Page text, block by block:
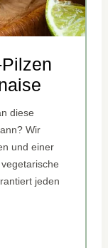
diese
Wir
und einer
jeden